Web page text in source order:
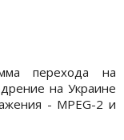
перехода на
на Украине
- MPEG-2 и